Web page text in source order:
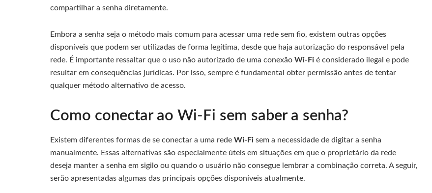
compartilhar a senha diretamente.
Embora a senha seja o método mais comum para acessar uma rede sem fio, existem outras opções
disponíveis que podem ser utilizadas de forma legítima, desde que haja autorização do responsável pela
rede. É importante ressaltar que o uso não autorizado de uma conexão Wi-Fi é considerado ilegal e pode
resultar em consequências jurídicas. Por isso, sempre é fundamental obter permissão antes de tentar
qualquer método alternativo de acesso.
Como conectar ao Wi-Fi sem saber a senha?
Existem diferentes formas de se conectar a uma rede Wi-Fi sem a necessidade de digitar a senha
manualmente. Essas alternativas são especialmente úteis em situações em que o proprietário da rede
deseja manter a senha em sigilo ou quando o usuário não consegue lembrar a combinação correta. A seguir,
serão apresentadas algumas das principais opções disponíveis atualmente.